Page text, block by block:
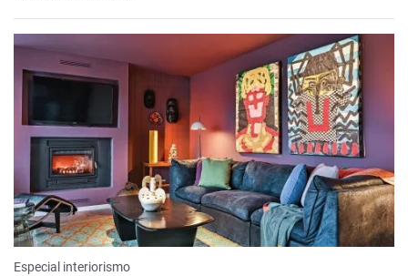
Especial interiorismo